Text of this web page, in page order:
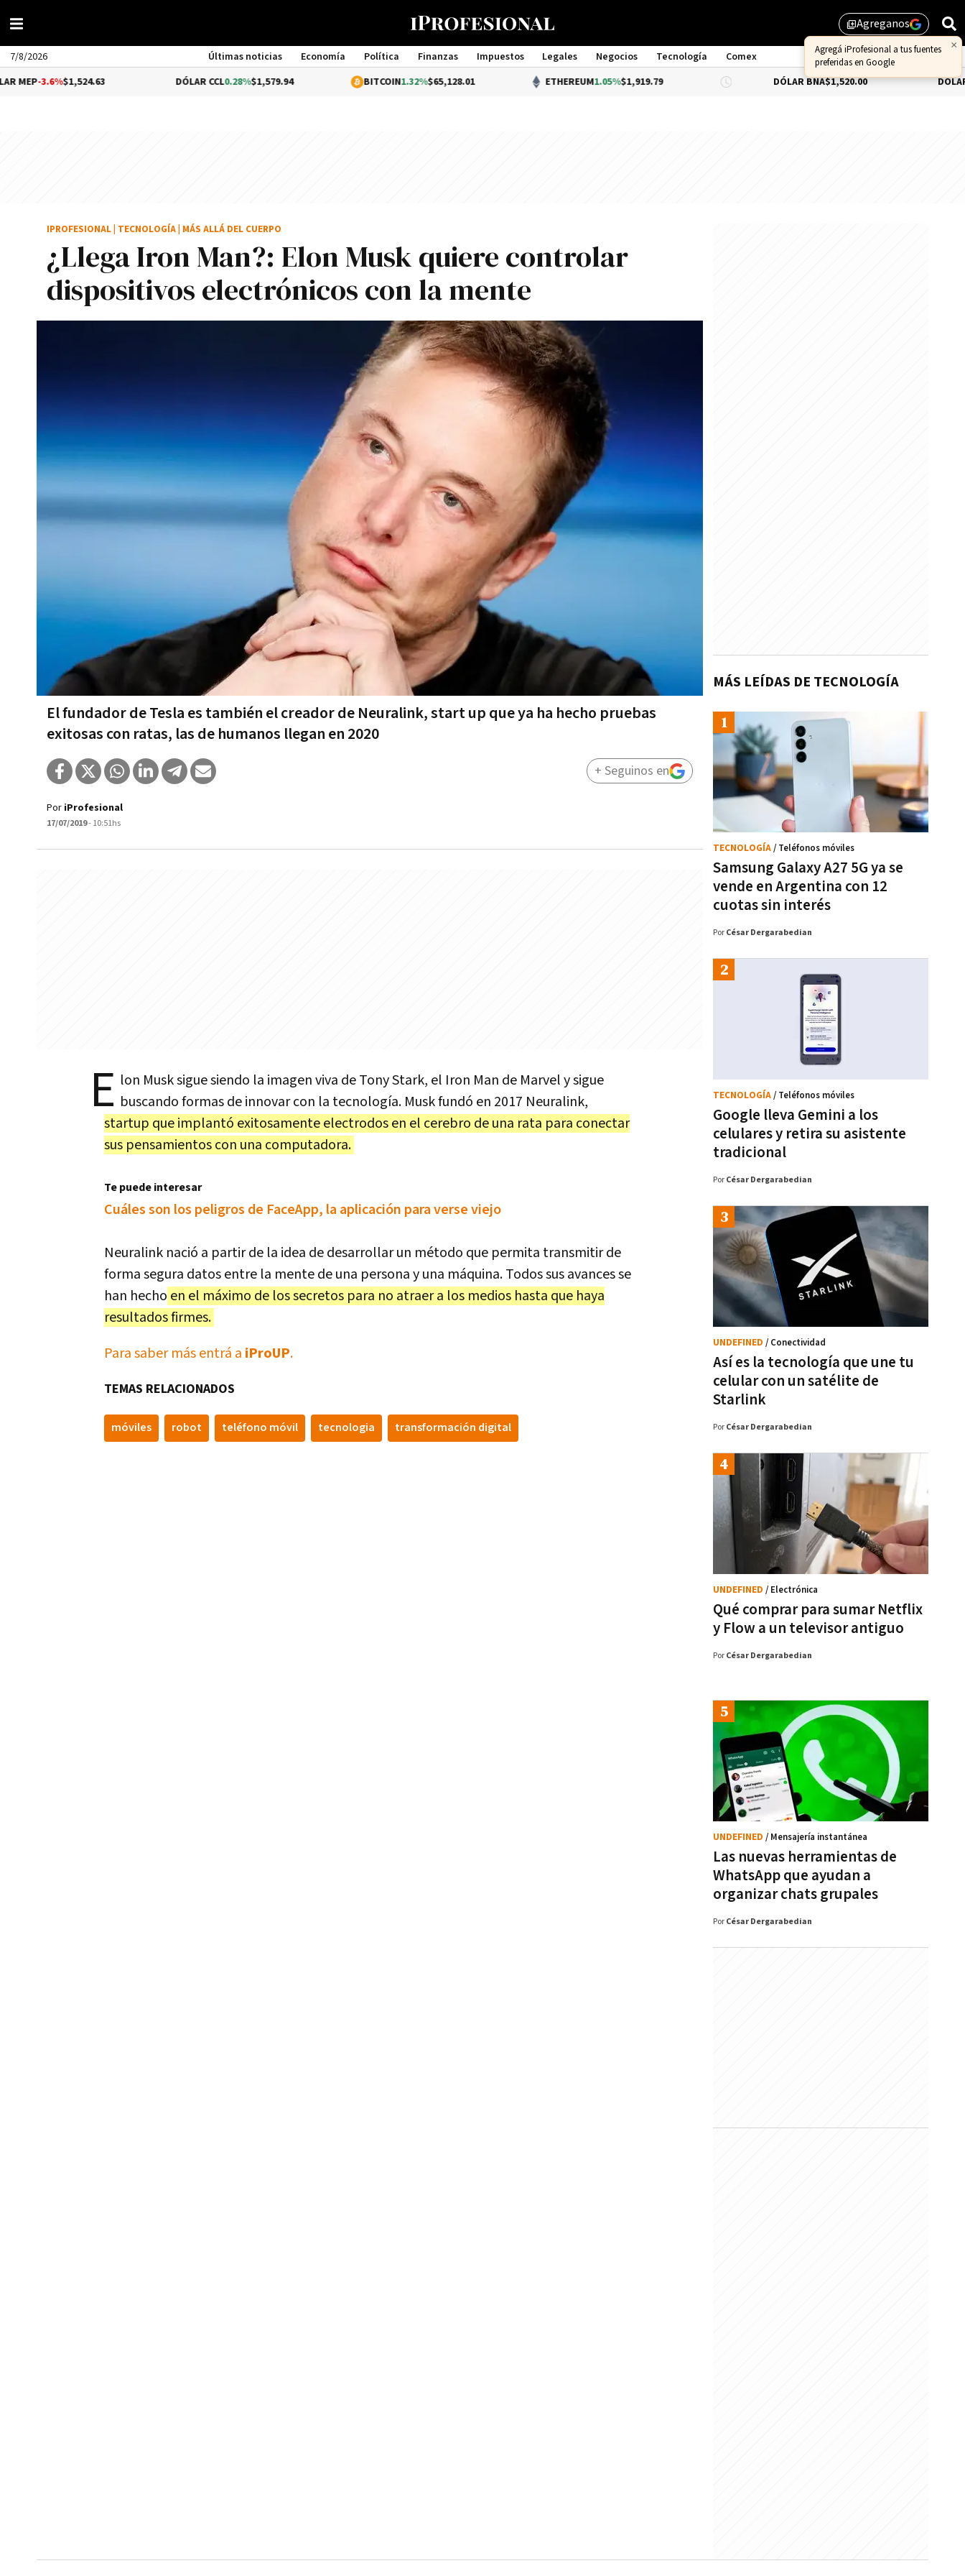
library_addAgreganos
×
Agregá iProfesional a tus fuentes
preferidas en Google
7/8/2026 Últimas noticias Economía Política Finanzas Impuestos Legales Negocios Tecnología
Comex
Management
$1,524.63 DÓLAR CCL0.28%$1,579.94 BITCOIN1.32%$65,128.01 ETHEREUM1.05%$1,919.79 DÓLAR BNA$1,520.00 DÓLAR BLUE-
¿Llega Iron Man?: Elon Musk quiere controlar
dispositivos electrónicos con la mente
El fundador de Tesla es también el creador de Neuralink, start up que ya ha hecho pruebas
exitosas con ratas, las de humanos llegan en 2020
IPROFESIONAL TECNOLOGÍA MÁS ALLÁ DEL CUERPO
Por iProfesional
17/07/2019- 10:51hs
+ Seguinos en
E lon Musk sigue siendo la imagen viva de Tony Stark, el Iron Man de Marvel y sigue
buscando formas de innovar con la tecnología. Musk fundó en 2017 Neuralink,
startup que implantó exitosamente electrodos en el cerebro de una rata para conectar
sus pensamientos con una computadora.
Te puede interesar
Cuáles son los peligros de FaceApp, la aplicación para verse viejo
Neuralink nació a partir de la idea de desarrollar un método que permita transmitir de
forma segura datos entre la mente de una persona y una máquina. Todos sus avances se
han hecho en el máximo de los secretos para no atraer a los medios hasta que haya
resultados firmes.
Para saber más entrá a iProUP.
TEMAS RELACIONADOS
móviles robot teléfono móvil tecnologia transformación digital
MÁS LEÍDAS DE TECNOLOGÍA
Samsung Galaxy A27 5G ya se
vende en Argentina con 12
cuotas sin interés
TECNOLOGÍA/ Teléfonos móviles
Por César Dergarabedian
Google lleva Gemini a los
celulares y retira su asistente
tradicional
TECNOLOGÍA/ Teléfonos móviles
Por César Dergarabedian
Así es la tecnología que une tu
celular con un satélite de
Starlink
UNDEFINED / Conectividad
Por César Dergarabedian
Qué comprar para sumar Netflix
y Flow a un televisor antiguo
UNDEFINED / Electrónica
Por César Dergarabedian
Las nuevas herramientas de
WhatsApp que ayudan a
organizar chats grupales
UNDEFINED / Mensajería instantánea
Por César Dergarabedian